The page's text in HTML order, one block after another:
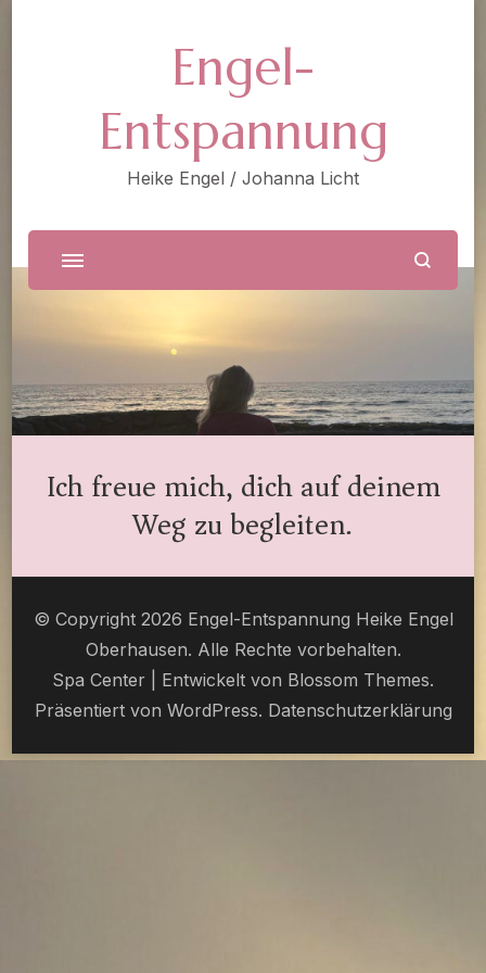
Engel-
Entspannung
Heike Engel / Johanna Licht
Ich freue mich, dich auf deinem
Weg zu begleiten.
© Copyright 2026 Engel-Entspannung Heike Engel
Oberhausen. Alle Rechte vorbehalten.
Spa Center | Entwickelt von Blossom Themes.
Präsentiert von WordPress. Datenschutzerklärung